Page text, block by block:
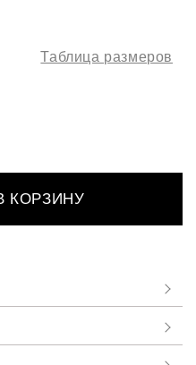
Таблица размеров
КОРЗИНУ